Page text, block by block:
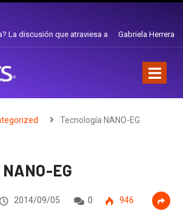
de cambiarse el sombrero en Corporación
Tecnología NANO-EG
EG
2014/09/05 0 946